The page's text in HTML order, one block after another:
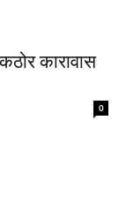
कारावास
0